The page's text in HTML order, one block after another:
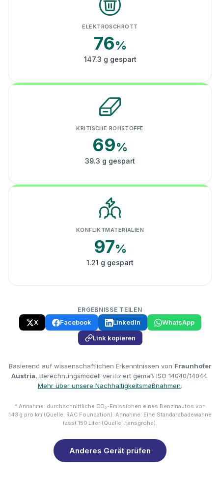
ELEKTROSCHROTT
76%
147.3 g gespart
KRITISCHE ROHSTOFFE
69%
39.3 g gespart
KONFLIKTMATERIALIEN
97%
1.21 g gespart
ERGEBNISSE TEILEN
X Facebook LinkedIn
WhatsApp
Link kopieren
Basierend auf wissenschaftlichen Erkenntnissen von Fraunhofer
Austria, Berechnungsmodell verifiziert gemäß ISO 14040/14044.
Mehr über unsere Nachhaltigkeitsmaßnahmen.
* Annahme: durchschnittliche CO₂-Emissionen eines Benzinautos von
143 g pro km (Quelle: RAC Foundation). Annahme: Eine Standardbadewanne
fasst 150 Liter (Quelle: hansgrohe).
Anderes Gerät prüfen